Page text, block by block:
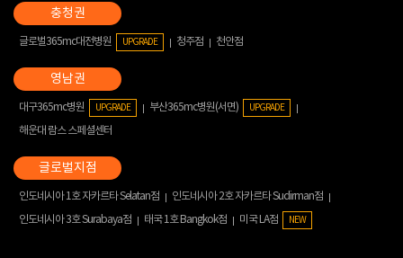
글로벌365mc대전병원 UPGRADE 청주점 천안점
대구365mc병원 UPGRADE 부산365mc병원(서면) UPGRADE
해운대 람스 스페셜센터
인도네시아 1호 자카르타 Selatan점
인도네시아 2호 자카르타 Sudirman점
인도네시아 3호 Surabaya점
태국 1호 Bangkok점 미국 LA점 NEW